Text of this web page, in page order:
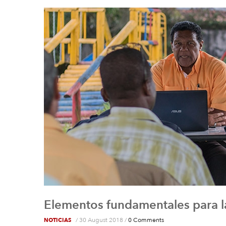
Elementos fundamentales para
NOTICIAS / 30 August 2018 /0 Comments